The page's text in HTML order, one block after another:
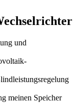
und
meinen Speicher